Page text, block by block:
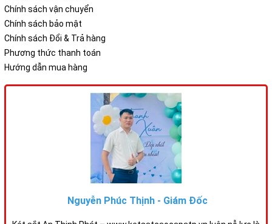
Chính sách vận chuyển
Chính sách bảo mật
Chính sách Đổi & Trả hàng
Phương thức thanh toán
Hướng dẫn mua hàng
Nguyễn Phúc Thịnh - Giám Đốc